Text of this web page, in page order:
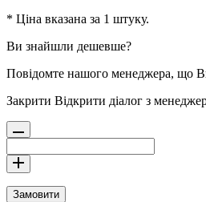
* Ціна вказана за 1 штуку.
Ви знайшли дешевше?
Повідомте нашого менеджера, що
Закрити Відкрити діалог з
Замовити